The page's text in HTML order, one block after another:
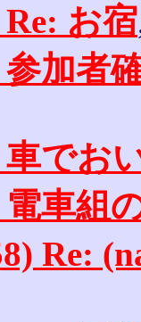
お宿
参加者
車でお
電車組
Re: